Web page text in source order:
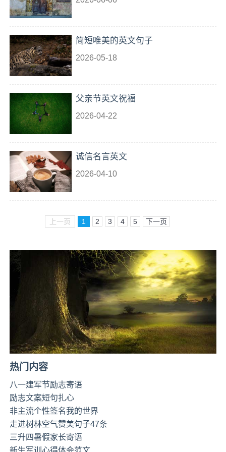
简短唯美的英文句子
2026-05-18
父亲节英文祝福
2026-04-22
诚信名言英文
2026-04-10
上一页 1 2 3 4 5 下一页
热门内容
八一建军节励志寄语
励志文案短句扎心
非主流个性签名我的世界
走进树林空气赞美句子47条
三升四暑假家长寄语
新生军训心得体会范文